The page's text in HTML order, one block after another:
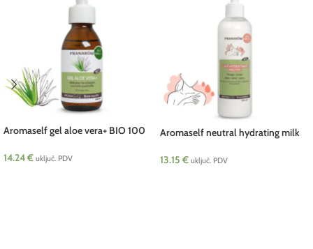
Aromaself gel aloe vera+ BIO 100
14.24€ uključ. PDV
Aromaself neutral hydrating milk
13.15 € uključ. PDV